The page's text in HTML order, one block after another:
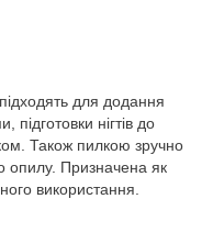
для додання
нігтів до
Також пилкою зручно
опилу. Призначена як
використання.